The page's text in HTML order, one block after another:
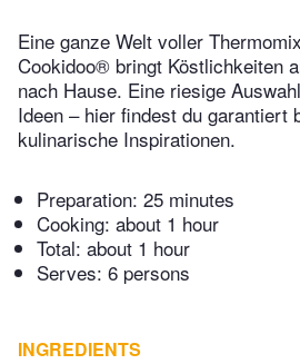
Eine ganze Welt voller
Cookidoo® bringt Köstlichkeiten
nach Hause. Eine riesige
Ideen – hier findest du garantiert
kulinarische Inspirationen.
Preparation: 25 minutes
Cooking: about 1 hour
Total: about 1 hour
Serves: 6 persons
INGREDIENTS